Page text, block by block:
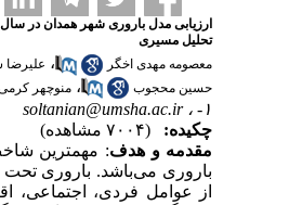
تحلیل مسیری
معصومه مهدی اخگر
، علیرضا
حسین محجوب ، منوچهر
۱- ،
soltanian@umsha.ac.ir
چکیده:
(۷۰۰۴ مشاهده)
مقدمه و هدف: مهمترین
باروری می‌باشد. باروری تحت
از عوامل فردی، اجتماعی،